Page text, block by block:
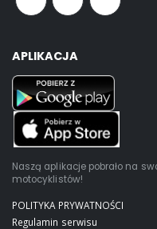
APLIKACJA
Naszą aplikacje pobrało na
motocyklistów!
POLITYKA PRYWATNOŚCI
Regulamin serwisu